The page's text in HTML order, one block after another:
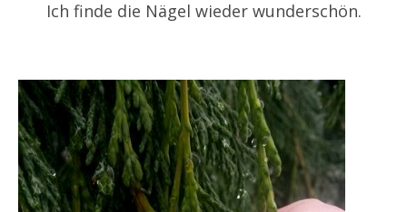
Ich finde die Nägel wieder wunderschön.